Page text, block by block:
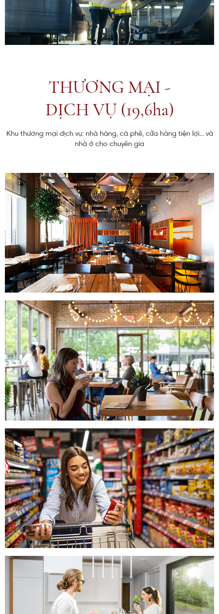
THƯƠNG MẠI -
DỊCH VỤ (19,6ha)
Khu thương mại dịch vụ: nhà hàng, cà phê, cửa hàng tiện lợi... và
nhà ở cho chuyên gia